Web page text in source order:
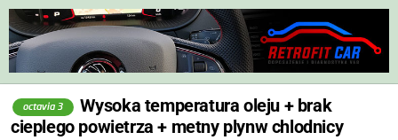
octavia 3
Wysoka temperatura oleju + brak
cieplego powietrza + metny plynw chlodnicy